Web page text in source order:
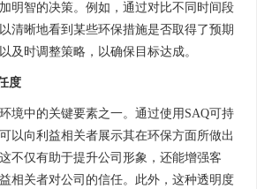
明智的决策。例如，通过对比不同时间段
清晰地看到某些环保措施是否取得了预期
及时调整策略，以确保目标达成。
度
境中的关键要素之一。通过使用SAQ可持
以向利益相关者展示其在环保方面所做出
不仅有助于提升公司形象，还能增强客
相关者对公司的信任。此外，这种透明度